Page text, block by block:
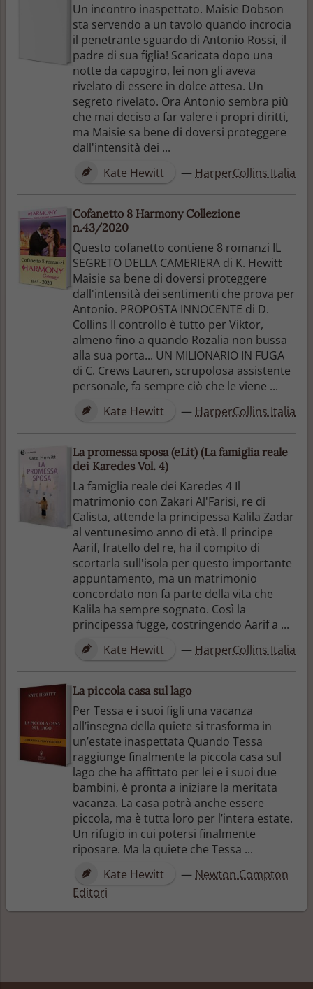
Un incontro inaspettato. Maisie Dobson
sta servendo a un tavolo quando incrocia
il penetrante sguardo di Antonio Rossi, il
padre di sua figlia! Scaricata dopo una
notte da capogiro, lei non gli aveva
rivelato di essere in dolce attesa. Un
segreto rivelato. Ora Antonio sembra più
che mai deciso a far valere i propri diritti,
ma Maisie sa bene di doversi proteggere
dall'intensità dei ...
Kate Hewitt
— HarperCollins Italia
Cofanetto 8 Harmony Collezione
n.43/2020
Questo cofanetto contiene 8 romanzi IL
SEGRETO DELLA CAMERIERA di K. Hewitt
Maisie sa bene di doversi proteggere
dall'intensità dei sentimenti che prova per
Antonio. PROPOSTA INNOCENTE di D.
Collins Il controllo è tutto per Viktor,
almeno fino a quando Rozalia non bussa
alla sua porta... UN MILIONARIO IN FUGA
di C. Crews Lauren, scrupolosa assistente
personale, fa sempre ciò che le viene ...
Kate Hewitt
— HarperCollins Italia
La promessa sposa (eLit) (La famiglia reale
dei Karedes Vol. 4)
La famiglia reale dei Karedes 4 Il
matrimonio con Zakari Al'Farisi, re di
Calista, attende la principessa Kalila Zadar
al ventunesimo anno di età. Il principe
Aarif, fratello del re, ha il compito di
scortarla sull'isola per questo importante
appuntamento, ma un matrimonio
concordato non fa parte della vita che
Kalila ha sempre sognato. Così la
principessa fugge, costringendo Aarif a ...
Kate Hewitt
— HarperCollins Italia
La piccola casa sul lago
Per Tessa e i suoi figli una vacanza
all’insegna della quiete si trasforma in
un’estate inaspettata Quando Tessa
raggiunge finalmente la piccola casa sul
lago che ha affittato per lei e i suoi due
bambini, è pronta a iniziare la meritata
vacanza. La casa potrà anche essere
piccola, ma è tutta loro per l’intera estate.
Un rifugio in cui potersi finalmente
riposare. Ma la quiete che Tessa ...
Kate Hewitt
— Newton Compton
Editori